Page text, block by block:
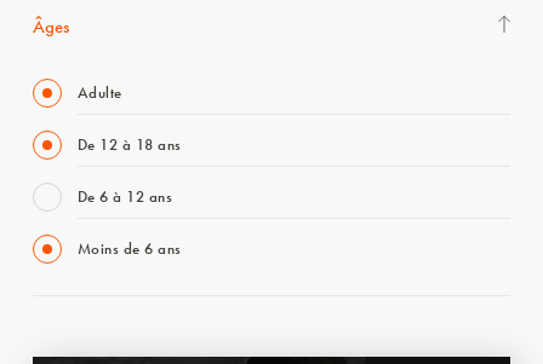
Âges
Adulte
De 12 à 18 ans
De 6 à 12 ans
Moins de 6 ans